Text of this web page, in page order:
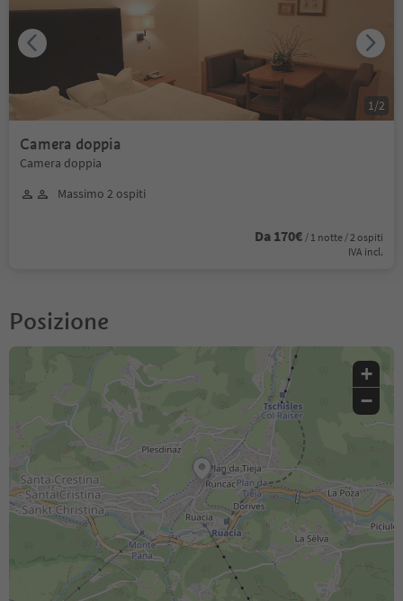
Camera doppia
Camera doppia
Massimo 2 ospiti
Da 170€ / 1 notte / 2 ospiti
IVA incl.
1/2
Posizione
+
−